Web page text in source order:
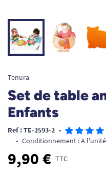
Tenura
Set de table
Enfants
Ref : TE-2593-2 •
• Conditionnement : A l'unité
9,90 € TTC